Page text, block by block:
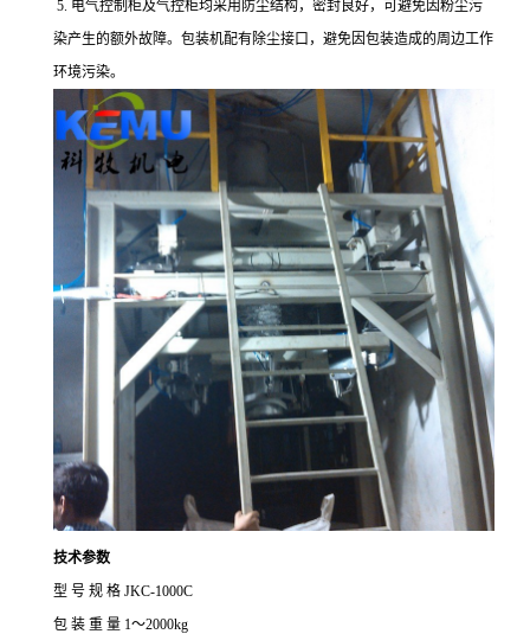
5. 电气控制柜及气控柜均采用防尘结构，密封良好，可避免因粉尘污
染产生的额外故障。包装机配有除尘接口，避免因包装造成的周边工作
环境污染。
技术参数
型 号 规 格 JKC-1000C
包 装 重 量 1～2000kg